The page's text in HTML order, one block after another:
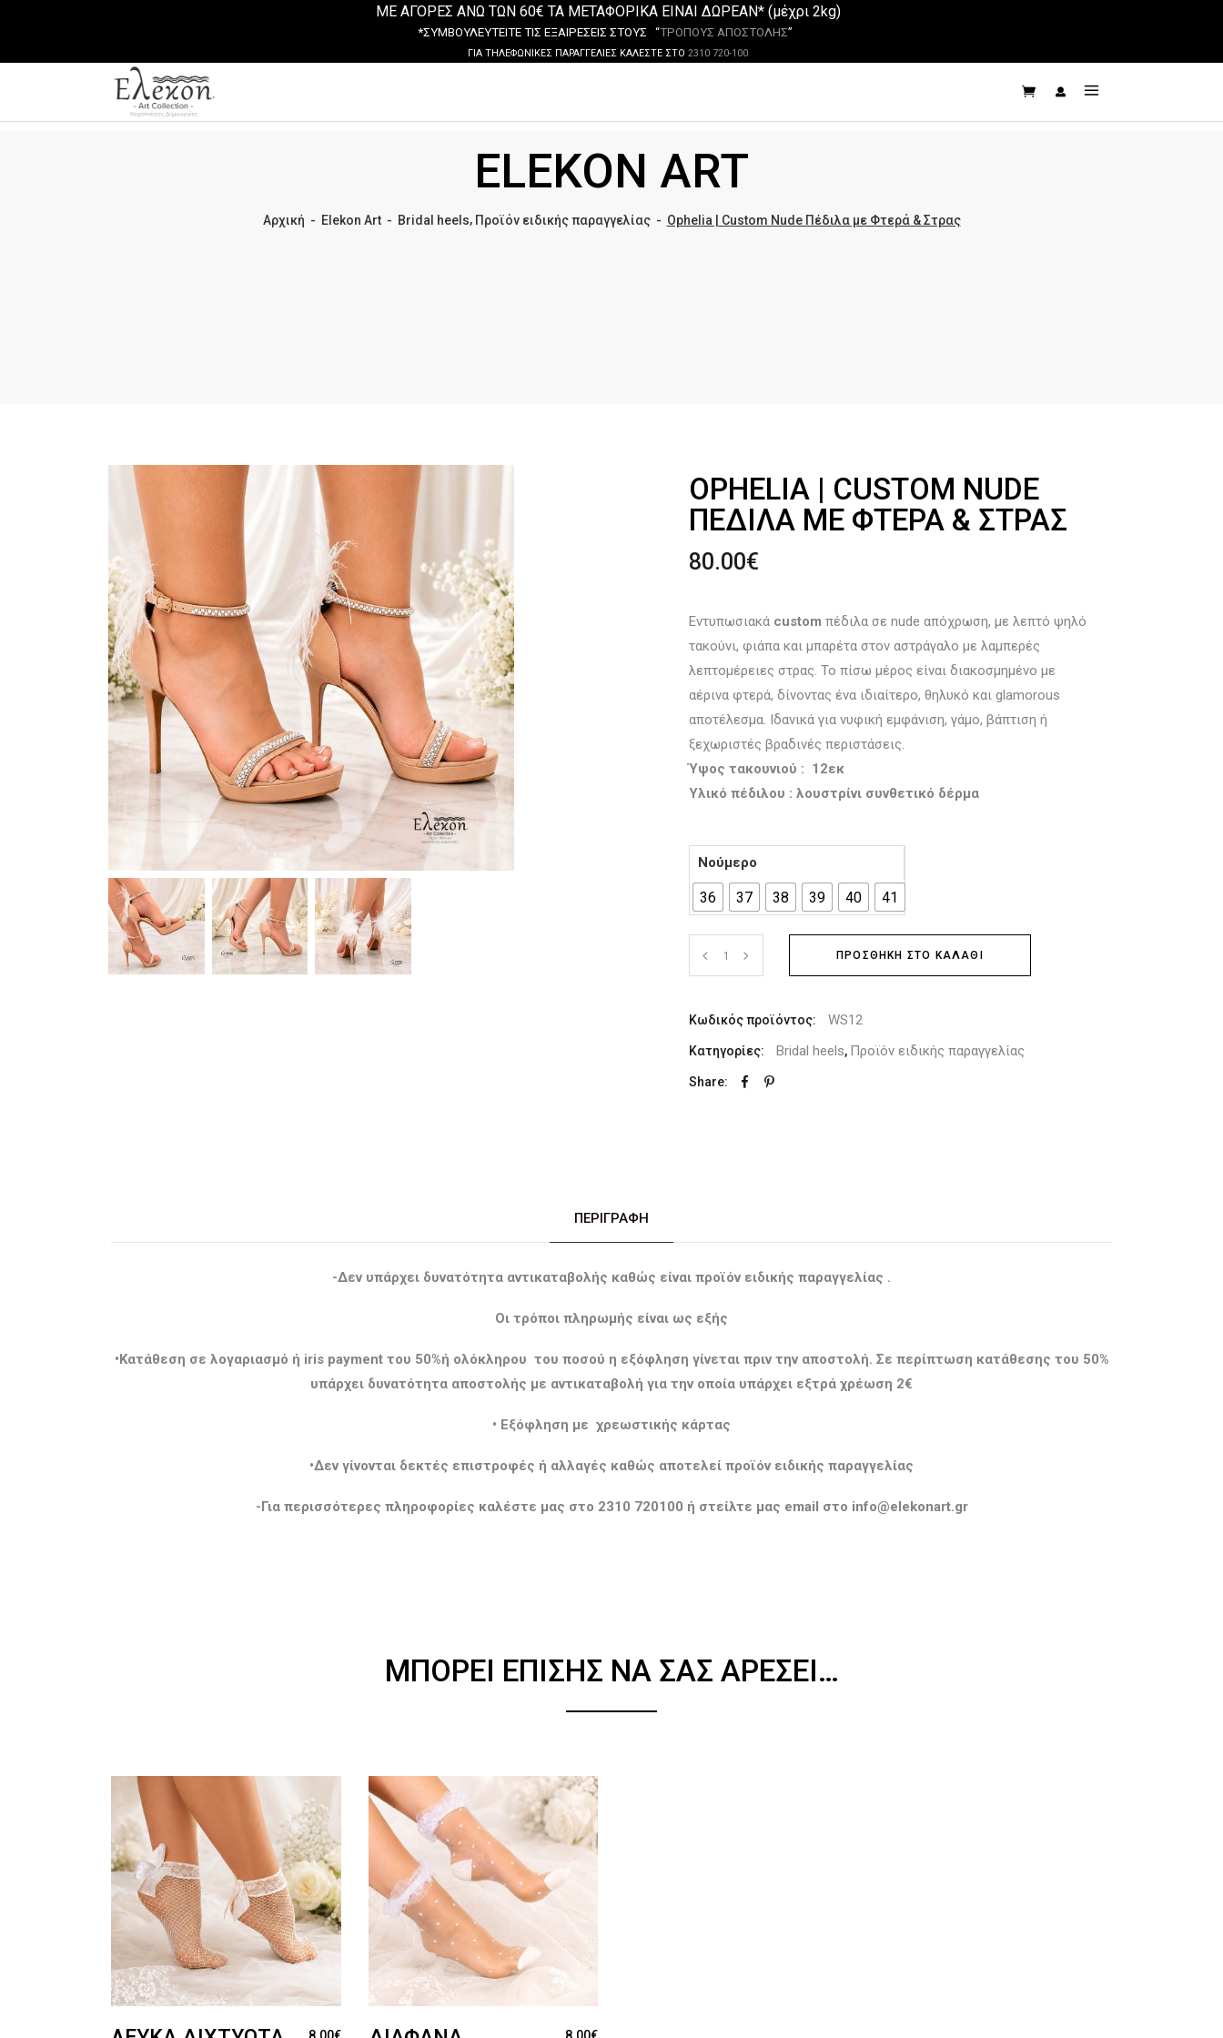
ΜΕ ΑΓΟΡΕΣ ΑΝΩ ΤΩΝ 60€ ΤΑ ΜΕΤΑΦΟΡΙΚΑ ΕΙΝΑΙ ΔΩΡΕΑΝ* (μέχρι 2kg)
*ΣΥΜΒΟΥΛΕΥΤΕΙΤΕ ΤΙΣ ΕΞΑΙΡΕΣΕΙΣ ΣΤΟΥΣ “ΤΡΟΠΟΥΣ ΑΠΟΣΤΟΛΗΣ”
ΓΙΑ ΤΗΛΕΦΩΝΙΚΕΣ ΠΑΡΑΓΓΕΛΙΕΣ ΚΑΛΕΣΤΕ ΣΤΟ 2310 720-100
ELEKON ART
Αρχική - Elekon Art- Bridal heels, Προϊόν ειδικής παραγγελίας- Ophelia | Custom Nude Πέδιλα με Φτερά & Στρας
OPHELIA | CUSTOM NUDE
ΠΈΔΙΛΑ ΜΕ ΦΤΕΡΆ & ΣΤΡΑΣ
80.00€
Εντυπωσιακά custom πέδιλα σε nude απόχρωση, με λεπτό ψηλό
τακούνι, φιάπα και μπαρέτα στον αστράγαλο με λαμπερές
λεπτομέρειες στρας. Το πίσω μέρος είναι διακοσμημένο με
αέρινα φτερά, δίνοντας ένα ιδιαίτερο, θηλυκό και glamorous
αποτέλεσμα. Ιδανικά για νυφική εμφάνιση, γάμο, βάπτιση ή
ξεχωριστές βραδινές περιστάσεις.
Ύψος τακουνιού : 12εκ
Υλικό πέδιλου : λουστρίνι συνθετικό δέρμα
Νούμερο
36 37 38 39 40 41
ΠΡΟΣΘΉΚΗ ΣΤΟ ΚΑΛΆΘΙ
Κωδικός προϊόντος: WS12
Κατηγορίες: Bridal heels, Προϊόν ειδικής παραγγελίας
Share:
ΠΕΡΙΓΡΑΦΉ
-Δεν υπάρχει δυνατότητα αντικαταβολής καθώς είναι προϊόν ειδικής παραγγελίας .
Οι τρόποι πληρωμής είναι ως εξής
•Κατάθεση σε λογαριασμό ή iris payment του 50%ή ολόκληρου του ποσού η εξόφληση γίνεται πριν την αποστολή. Σε περίπτωση κατάθεσης του 50%
υπάρχει δυνατότητα αποστολής με αντικαταβολή για την οποία υπάρχει εξτρά χρέωση 2€
• Εξόφληση με χρεωστικής κάρτας
•Δεν γίνονται δεκτές επιστροφές ή αλλαγές καθώς αποτελεί προϊόν ειδικής παραγγελίας
-Για περισσότερες πληροφορίες καλέστε μας στο 2310 720100 ή στείλτε μας email στο info@elekonart.gr
ΜΠΟΡΕΊ ΕΠΊΣΗΣ ΝΑ ΣΑΣ ΑΡΈΣΕΙ…
8.00€ 8.00€